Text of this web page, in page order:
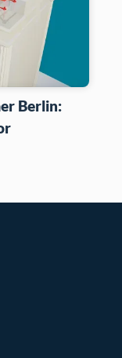
Berlin: